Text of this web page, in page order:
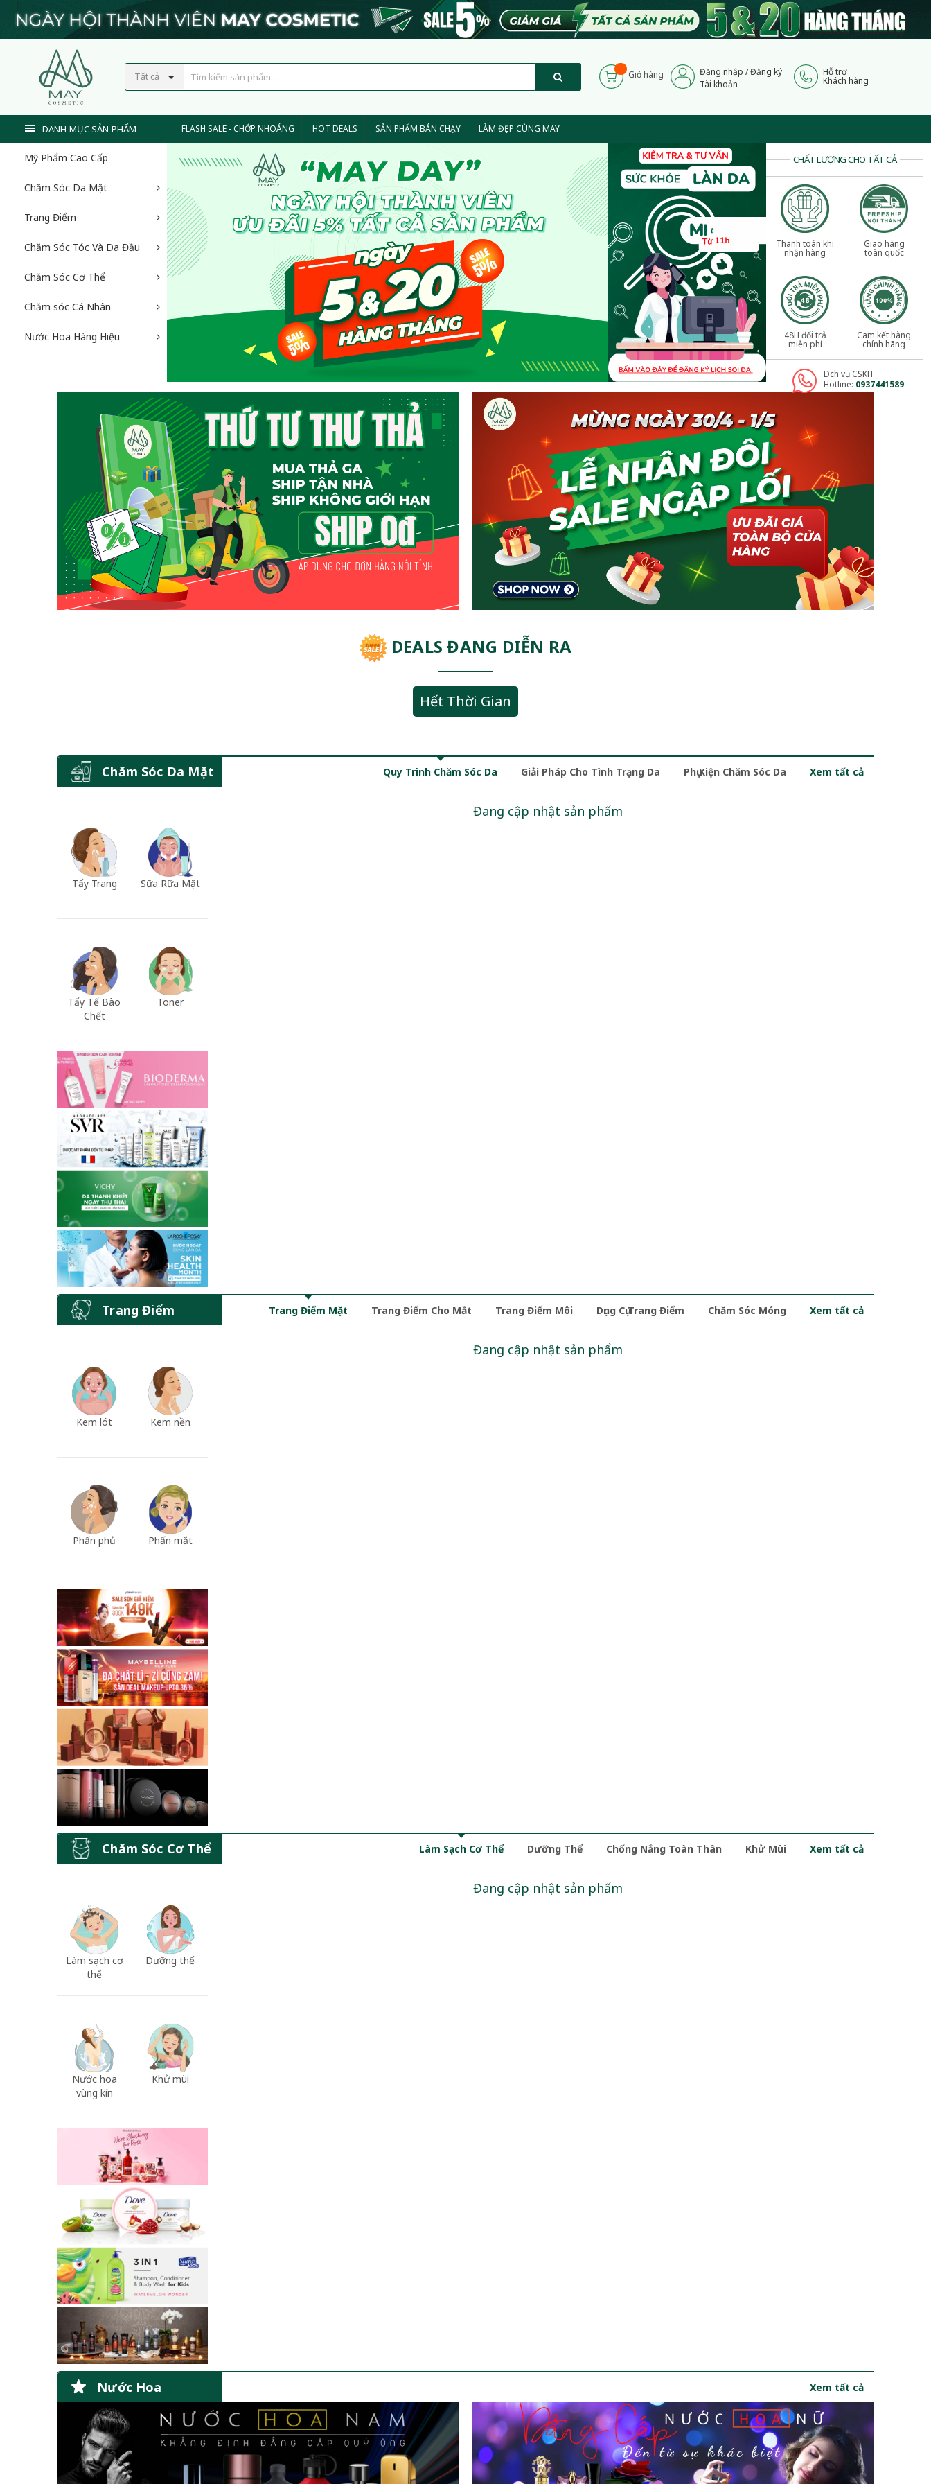
Tất cả Giỏ hàng Đăng nhập /Đăng ký
Tài khoản
Hỗ trợ
Khách hàng
DANH MỤC SẢN PHẨM
Mỹ Phẩm Cao Cấp
Chăm Sóc Da Mặt
Trang Điểm
Chăm Sóc Tóc Và Da Đầu
Chăm Sóc Cơ Thể
Chăm sóc Cá Nhân
Nước Hoa Hàng Hiệu
FLASH SALE - CHỚP NHOÁNG HOT DEALS SẢN PHẨM BÁN CHẠY LÀM ĐẸP CÙNG MAY
CHẤT LƯỢNG CHO TẤT CẢ
Thanh toán khi
nhận hàng
Giao hàng
toàn quốc
48H đổi trả
miễn phí
Cam kết hàng
chính hãng
Dịch vụ CSKH
Hotline: 0937441589
DEALS ĐANG DIỄN RA
Hết Thời Gian
Chăm Sóc Da Mặt Quy Trình Chăm Sóc Da Giải Pháp Cho Tình Trạng Da Phụ Kiện Chăm Sóc Da Xem tất cả
Tẩy Trang Sữa Rữa Mặt
Tẩy Tế Bào
Chết
Toner
Đang cập nhật sản phẩm
Trang Điểm Trang Điểm Mặt Trang Điểm Cho Mắt Trang Điểm Môi Dụng Cụ Trang Điểm Chăm Sóc Móng Xem tất cả
Kem lót Kem nền
Phấn phủ Phấn mắt
Đang cập nhật sản phẩm
Chăm Sóc Cơ Thể Làm Sạch Cơ Thể Dưỡng Thể Chống Nắng Toàn Thân Khử Mùi Xem tất cả
Làm sạch cơ
thể
Dưỡng thể
Nước hoa
vùng kín
Khử mùi
Đang cập nhật sản phẩm
Nước Hoa Xem tất cả